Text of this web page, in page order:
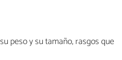
peso y su tamaño, rasgos que